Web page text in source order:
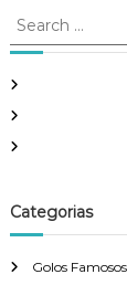
a
r
c
o
Categorias
Golos